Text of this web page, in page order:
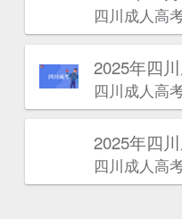
2025年‌‌‌‌四